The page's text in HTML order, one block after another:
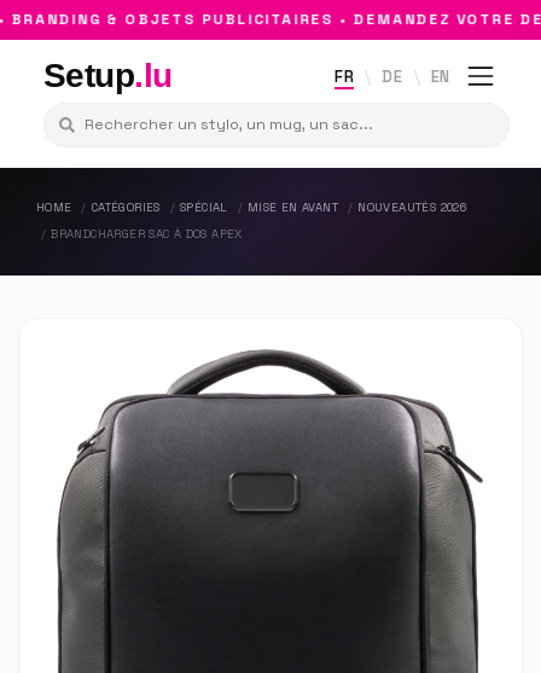
& OBJETS PUBLICITAIRES • DEMANDEZ VOTRE
Setup.lu FR DE EN
HOME CATÉGORIES SPÉCIAL MISE EN AVANT
NOUVEAUTÉS 2026
BRANDCHARGER SAC À DOS APEX